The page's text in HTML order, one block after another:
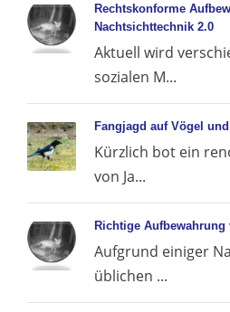
Rechtskonforme
Nachtsichttechnik 2.0
Aktuell wird
sozialen M...
Fangjagd auf Vögel
Kürzlich bot ein
von Ja...
Richtige
Aufgrund einiger
üblichen ...